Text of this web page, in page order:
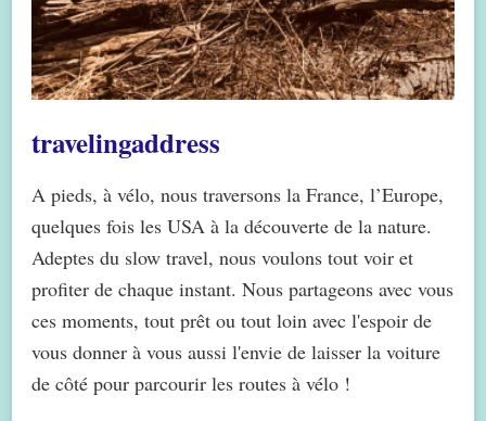
travelingaddress
A pieds, à vélo, nous traversons la France, l’Europe,
quelques fois les USA à la découverte de la nature.
Adeptes du slow travel, nous voulons tout voir et
profiter de chaque instant. Nous partageons avec vous
ces moments, tout prêt ou tout loin avec l'espoir de
vous donner à vous aussi l'envie de laisser la voiture
de côté pour parcourir les routes à vélo !